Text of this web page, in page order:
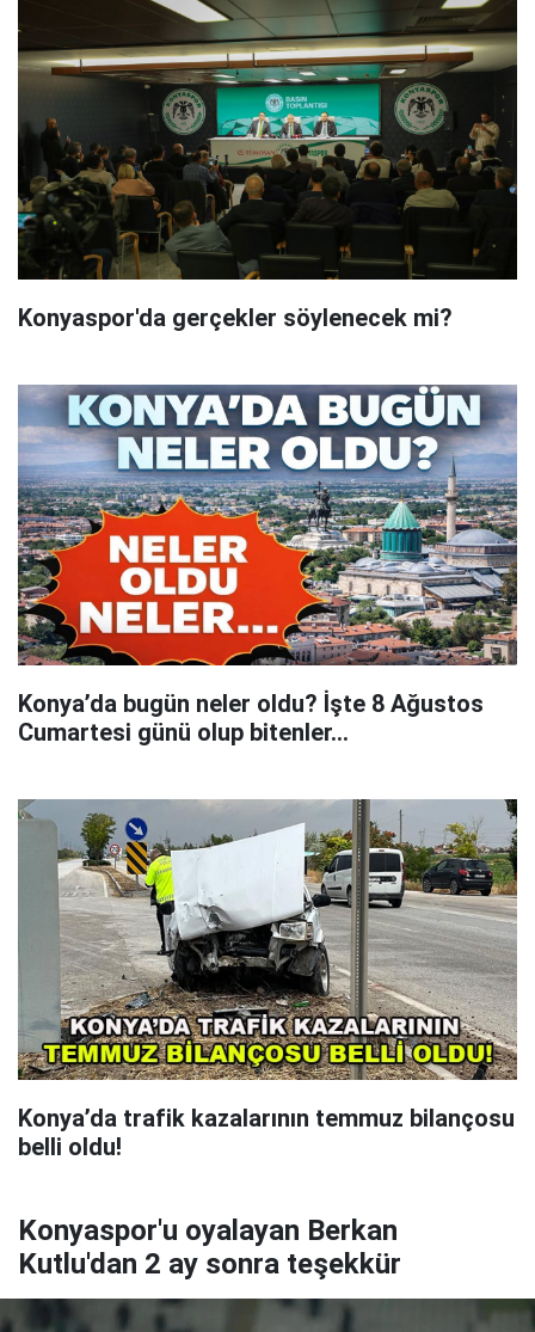
Konyaspor'da gerçekler söylenecek mi?
Konya’da bugün neler oldu? İşte 8 Ağustos
Cumartesi günü olup bitenler…
Konya’da trafik kazalarının temmuz bilançosu
belli oldu!
Konyaspor'u oyalayan Berkan
Kutlu'dan 2 ay sonra teşekkür